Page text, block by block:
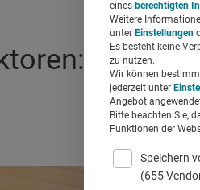
Klare
eines berechtigten
Weitere
unter Einstellungen
Es besteht keine
zu nutzen.
Wir können
jederzeit unter
Angebot
Bitte beachten Sie,
Funktionen der
Speichern
(655